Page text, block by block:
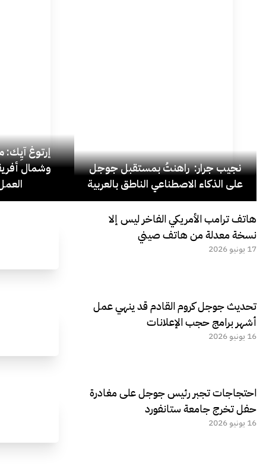
نجيب جرار: راهنتُ بمستقبل جوجل
على الذكاء الاصطناعي الناطق بالعربية
إرتوغ آيِك:
وشمال
هاتف ترامب الأمريكي الفاخر ليس إلا
نسخة معدلة من هاتف صيني
17 يونيو 2026
تحديث جوجل كروم القادم قد ينهي عمل
أشهر برامج حجب الإعلانات
16 يونيو 2026
احتجاجات تجبر رئيس جوجل على مغادرة
حفل تخرج جامعة ستانفورد
16 يونيو 2026